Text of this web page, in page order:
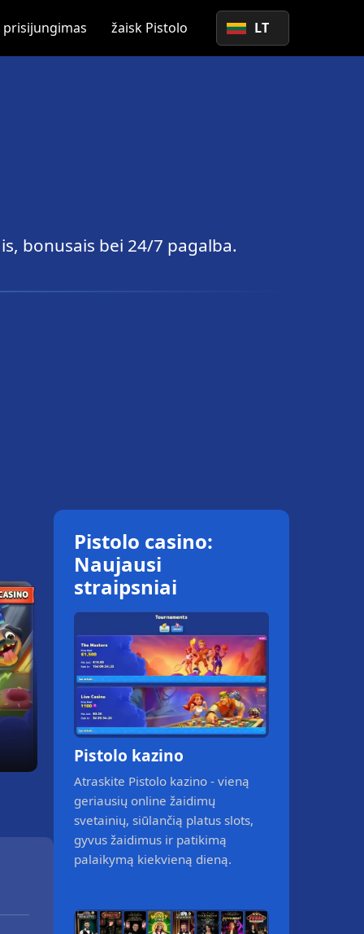
prisijungimas žaisk Pistolo LT
bonusais bei 24/7 pagalba.
Pistolo casino:
Naujausi
straipsniai
Pistolo kazino
Atraskite Pistolo kazino - vieną
geriausių online žaidimų
svetainių, siūlančią platus slots,
gyvus žaidimus ir patikimą
palaikymą kiekvieną dieną.